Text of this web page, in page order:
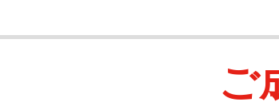
ご